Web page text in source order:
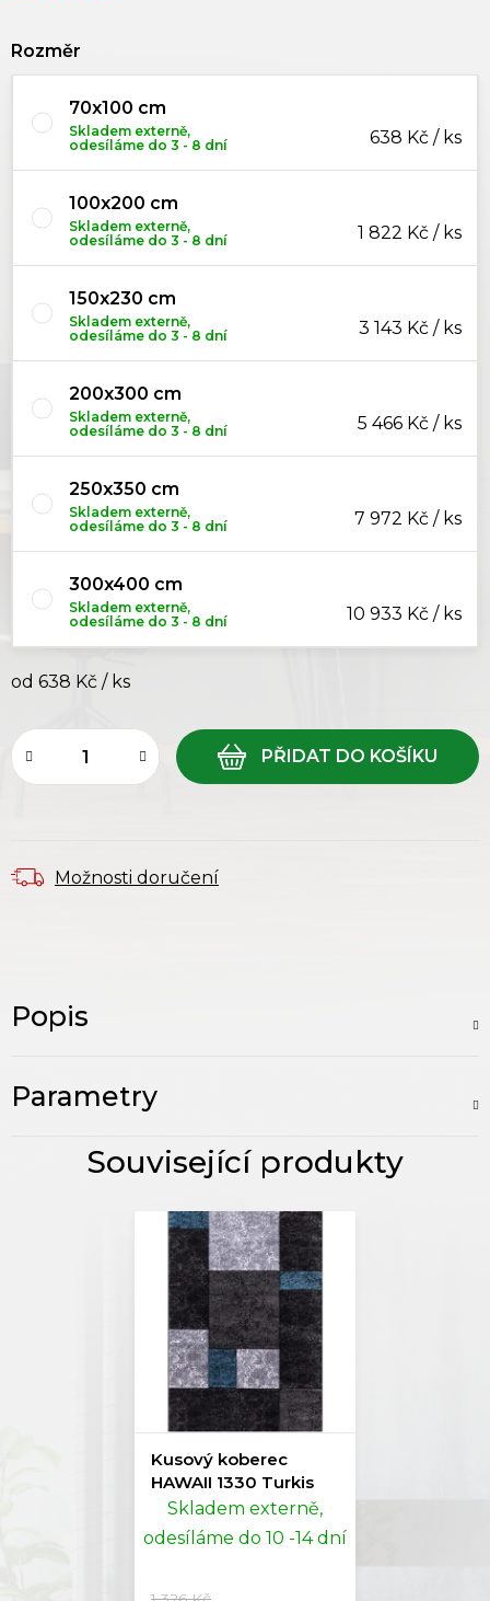
Rozměr
70x100 cm
Skladem externě,
odesíláme do 3 - 8 dní
638 Kč / ks
100x200 cm
Skladem externě,
odesíláme do 3 - 8 dní
1 822 Kč / ks
150x230 cm
Skladem externě,
odesíláme do 3 - 8 dní
3 143 Kč / ks
200x300 cm
Skladem externě,
odesíláme do 3 - 8 dní
5 466 Kč / ks
250x350 cm
Skladem externě,
odesíláme do 3 - 8 dní
7 972 Kč / ks
300x400 cm
Skladem externě,
odesíláme do 3 - 8 dní
10 933 Kč / ks
od 638 Kč / ks
Možnosti doručení
Popis
Parametry
Kusový koberec
HAWAII 1330 Turkis
Skladem externě,
odesíláme do 10 -14 dní